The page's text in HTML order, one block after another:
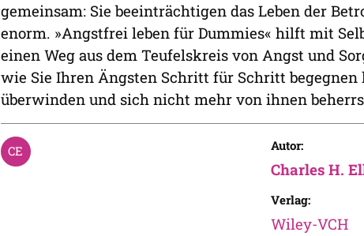
gemeinsam: Sie beeinträchtigen das Leben der
enorm. »Angstfrei leben für Dummies« hilft mit
einen Weg aus dem Teufelskreis von Angst und
wie Sie Ihren Ängsten Schritt für Schritt
überwinden und sich nicht mehr von ihnen
Autor:
Charles H.
Verlag:
Wiley-VCH